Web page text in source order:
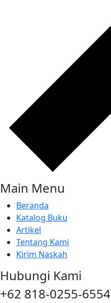
Main Menu
Beranda
Katalog Buku
Artikel
Tentang Kami
Kirim Naskah
Hubungi Kami
+62 818-0255-6554